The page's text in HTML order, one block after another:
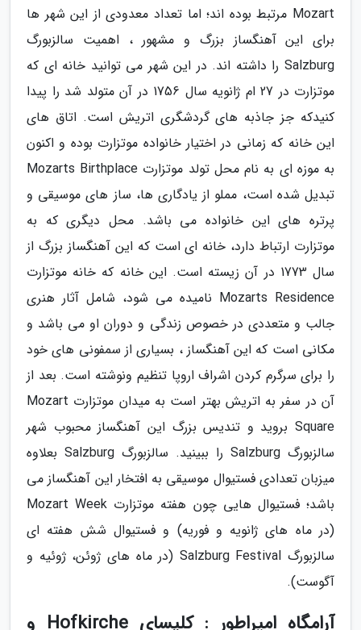
Mozart مرتبط بوده اند؛ اما تعداد معدودی از این شهر ها
برای این آهنگساز بزرگ و مشهور ، اهمیت سالزبورگ
Salzburg را داشته اند. در این شهر می توانید خانه ای که
موتزارت در 27 ام ژانویه سال 1756 در آن متولد شد را پیدا
کنیدکه جز جاذبه های گردشگری اتریش است. اتاق های
این خانه که زمانی در اختیار خانواده موتزارت بوده و اکنون
به موزه ای به نام محل تولد موتزارت Mozarts Birthplace
تبدیل شده است، مملو از یادگاری ها، ساز های موسیقی و
پرتره های این خانواده می باشد. محل دیگری که به
موتزارت ارتباط دارد، خانه ای است که این آهنگساز بزرگ از
سال 1773 در آن زیسته است. این خانه که خانه موتزارت
Mozarts Residence نامیده می شود، شامل آثار هنری
جالب و متعددی در خصوص زندگی و دوران او می باشد و
مکانی است که این آهنگساز ، بسیاری از سمفونی های خود
را برای سرگرم کردن اشراف اروپا تنظیم ونوشته است. بعد از
آن در سفر به اتریش بهتر است به میدان موتزارت Mozart
Square بروید و تندیس بزرگ این آهنگساز محبوب شهر
سالزبورگ Salzburg را ببینید. سالزبورگ Salzburg بعلاوه
میزبان تعدادی فستیوال موسیقی به افتخار این آهنگساز می
باشد؛ فستیوال هایی چون هفته موتزارت Mozart Week
(در ماه های ژانویه و فوریه) و فستیوال شش هفته ای
سالزبورگ Salzburg Festival (در ماه های ژوئن، ژوئیه و
آگوست).
آرامگاه امپراطور : کلیسای Hofkirche و